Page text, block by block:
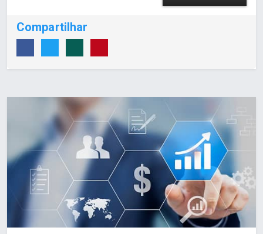
Compartilhar